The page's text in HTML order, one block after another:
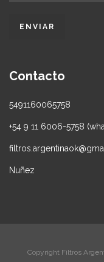
Contacto
5491160065758
+54 9 11 6006-5758
Nuñez
Copyright Filtros